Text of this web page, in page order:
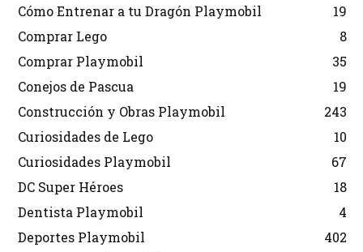
Cómo Entrenar a tu Dragón Playmobil
19
Comprar Lego
8
Comprar Playmobil
35
Conejos de Pascua
19
Construcción y Obras Playmobil
243
Curiosidades de Lego
10
Curiosidades Playmobil
67
DC Super Héroes
18
Dentista Playmobil
4
Deportes Playmobil
402